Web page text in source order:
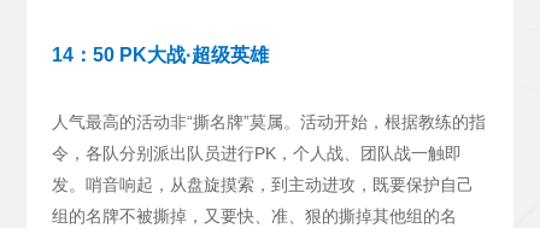
14：50 PK大战·超级英雄
人气最高的活动非“撕名牌”莫属。活动开始，根据教练的指
令，各队分别派出队员进行PK，个人战、团队战一触即
发。哨音响起，从盘旋摸索，到主动进攻，既要保护自己
组的名牌不被撕掉，又要快、准、狠的撕掉其他组的名